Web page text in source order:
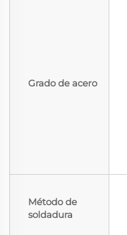
Grado de acero
Método de
soldadura